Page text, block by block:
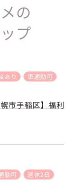
の
プ
あり
車通勤可
市手稲区】福利
勤可
週休2日